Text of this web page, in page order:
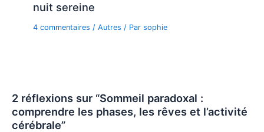
nuit sereine
4 commentaires /Autres / Parsophie
2 réflexions sur “Sommeil paradoxal :
comprendre les phases, les rêves et l’activité
cérébrale”